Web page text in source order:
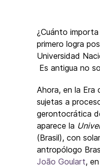
¿Cuánto
primero logra
Universidad
Es antigua no
Ahora, en la Era
sujetas a
gerontocrática
aparece la
(Brasil), con
antropólogo
João Goulart,